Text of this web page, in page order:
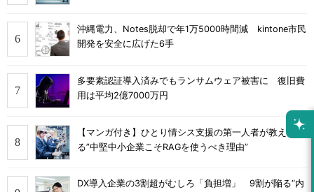
沖縄電力、Notes脱却で年1万5000時間減 kintone市民
開発を安全に広げた6手
多要素認証導入済みでもランサムウェア被害に 復旧費
用は平均2億7000万円
【マンガ付き】ひとり情シス支援の第一人者が教え
る”中堅中小企業こそRAGを使うべき理由”
DX導入企業の3割超がむしろ「負担増」 9割が陥る“内